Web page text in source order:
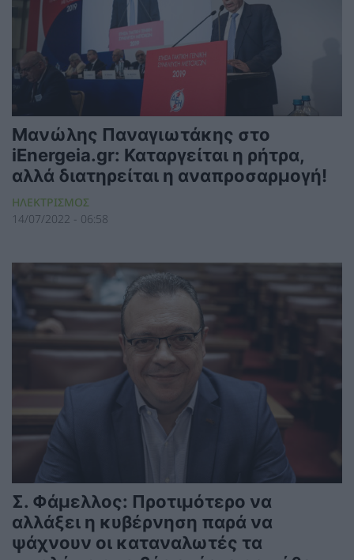
Μανώλης Παναγιωτάκης στο
iEnergeia.gr: Καταργείται η ρήτρα,
αλλά διατηρείται η αναπροσαρμογή!
ΗΛΕΚΤΡΙΣΜΟΣ
14/07/2022 - 06:58
Σ. Φάμελλος: Προτιμότερο να
αλλάξει η κυβέρνηση παρά να
ψάχνουν οι καταναλωτές τα